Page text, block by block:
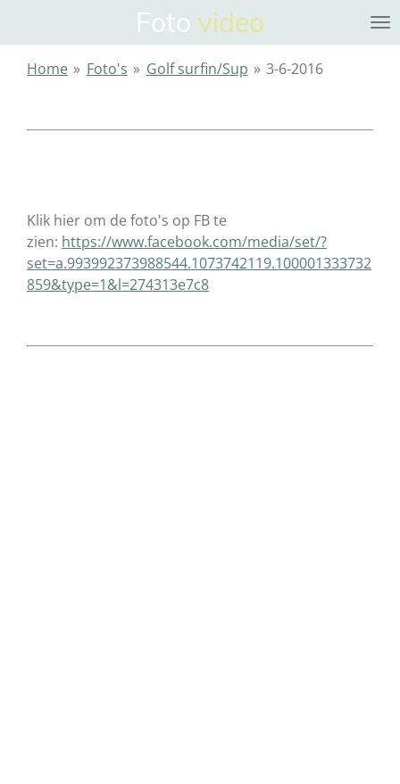
naar
Foto video
Home » Foto's » Golf surfin/Sup » 3-6-2016
Klik hier om de foto's op FB te
zien: https://www.facebook.com/media/set/?
set=a.993992373988544.1073742119.100001333732
859&type=1&l=274313e7c8